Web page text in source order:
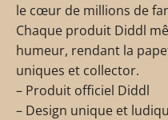
le cœur de millions de
Chaque produit Diddl
humeur, rendant la
uniques et collector.
– Produit officiel Diddl
– Design unique et